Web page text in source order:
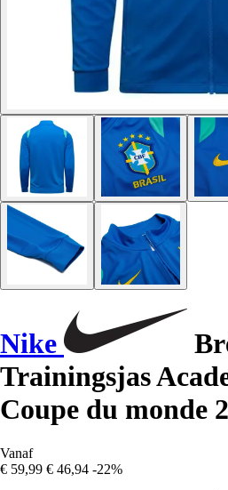
Nike
Trainingsjas
Coupe du monde
Vanaf
€ 59,99 € 46,94 -22%